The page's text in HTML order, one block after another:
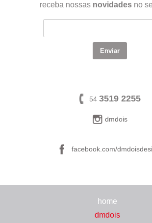
receba nossas novidadesno
54 3519 2255
facebook.com/
dmdois
home
dmdois